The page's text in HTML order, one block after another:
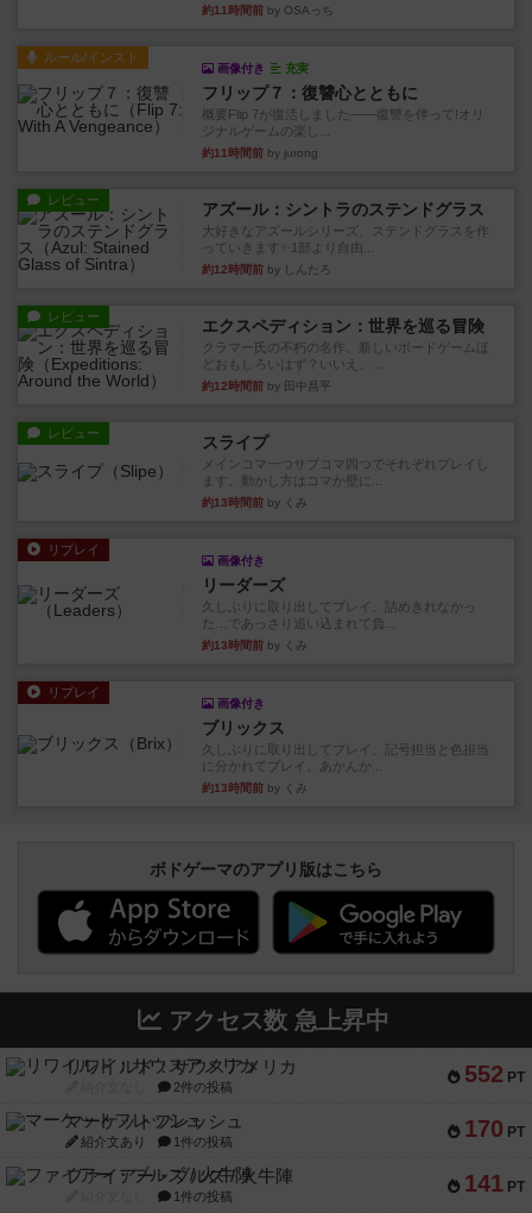
約11時間前 by OSAっち
ルール/インスト
画像付き 充実
フリップ７：復讐心とともに
概要Flip 7が復活しました――復讐を伴って!オリ
ジナルゲームの楽し...
約11時間前 by jurong
レビュー アズール：シントラのステンドグラス
大好きなアズールシリーズ。ステンドグラスを作
っていきます✨1部より自由...
約12時間前 by しんたろ
レビュー エクスペディション：世界を巡る冒険
クラマー氏の不朽の名作。新しいボードゲームほ
どおもしろいはず？いいえ。...
約12時間前 by 田中昌平
レビュー スライプ
メインコマ一つサブコマ四つでそれぞれプレイし
ます。動かし方はコマか壁に...
約13時間前 by くみ
リプレイ
画像付き
リーダーズ
久しぶりに取り出してプレイ。詰めきれなかっ
た…であっさり追い込まれて負...
約13時間前 by くみ
リプレイ
画像付き
ブリックス
久しぶりに取り出してプレイ。記号担当と色担当
に分かれてプレイ。あかんか...
約13時間前 by くみ
ボドゲーマのアプリ版はこちら
アクセス数 急上昇中
552 PT
リワイルド：サウスアメリカ
2件の投稿
170 PT
マーケットフレッシュ
紹介文あり 1件の投稿
141 PT
ファイアー・ブルズ / 火牛陣
1件の投稿